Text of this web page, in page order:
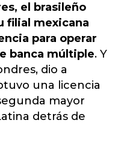
el brasileño
filial mexicana
para operar
banca múltiple. Y
dio a
una licencia
mayor
detrás de